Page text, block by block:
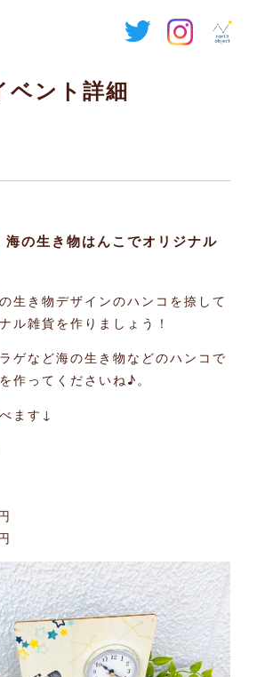
ベント詳細
の生き物はんこでオリジナル
生き物デザインのハンコを捺して
ル雑貨を作りましょう！
ゲなど海の生き物などのハンコで
作ってくださいね♪。
ます↓